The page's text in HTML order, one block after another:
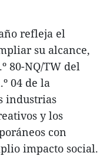
refleja el
su alcance,
80-NQ/TW del
04 de la
industrias
y los
con
impacto social.